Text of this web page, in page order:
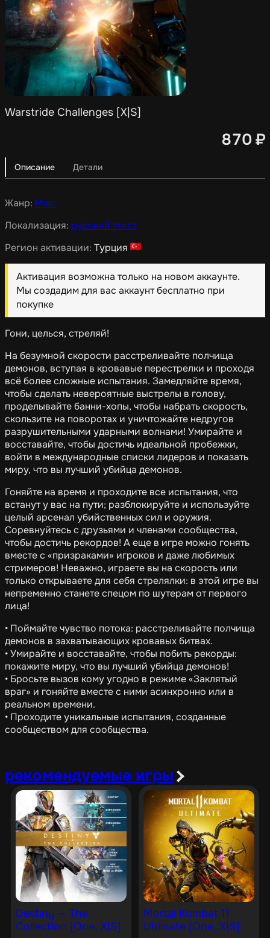
Warstride Challenges [X|S]
870 ₽
Описание Детали
Жанр: Misc
Локализация: русский текст
Регион активации: Турция
Активация возможна только на новом аккаунте.
Мы создадим для вас аккаунт бесплатно при
покупке
Гони, целься, стреляй!
На безумной скорости расстреливайте полчища
демонов, вступая в кровавые перестрелки и проходя
всё более сложные испытания. Замедляйте время,
чтобы сделать невероятные выстрелы в голову,
проделывайте банни-хопы, чтобы набрать скорость,
скользите на поворотах и уничтожайте недругов
разрушительными ударными волнами! Умирайте и
восставайте, чтобы достичь идеальной пробежки,
войти в международные списки лидеров и показать
миру, что вы лучший убийца демонов.
Гоняйте на время и проходите все испытания, что
встанут у вас на пути; разблокируйте и используйте
целый арсенал убийственных сил и оружия.
Соревнуйтесь с друзьями и членами сообщества,
чтобы достичь рекордов! А еще в игре можно гонять
вместе с «призраками» игроков и даже любимых
стримеров! Неважно, играете вы на скорость или
только открываете для себя стрелялки: в этой игре вы
непременно станете спецом по шутерам от первого
лица!
• Поймайте чувство потока: расстреливайте полчища
демонов в захватывающих кровавых битвах.
• Умирайте и восставайте, чтобы побить рекорды:
покажите миру, что вы лучший убийца демонов!
• Бросьте вызов кому угодно в режиме «Заклятый
враг» и гоняйте вместе с ними асинхронно или в
реальном времени.
• Проходите уникальные испытания, созданные
сообществом для сообщества.
рекомендуемые игры
Destiny — The
Collection [One, X|S]
Mortal Kombat 11
Ultimate [One, X|S]